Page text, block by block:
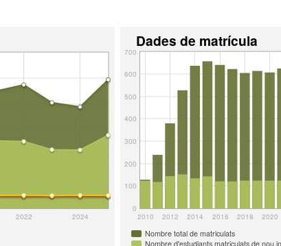
Dades de matrícula
2010 2012 2014 2016 2018 2020
0
100
200
300
400
500
600
700
Nombre total de matriculats
Nombre d'estudiants matriculats de nou
2022 2024